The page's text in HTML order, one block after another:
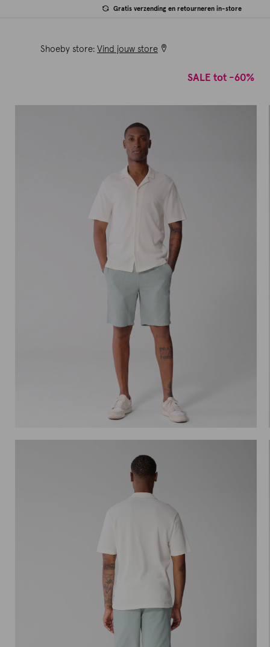
Gratis verzending en retourneren in-store
Shoeby store: Vind jouw store
SALE tot -60%